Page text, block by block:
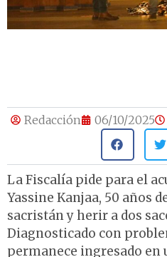
Redacción 06/10/2025
La Fiscalía pide para el
Yassine Kanjaa, 50 años
sacristán y herir a dos
Diagnosticado con
permanece ingresado